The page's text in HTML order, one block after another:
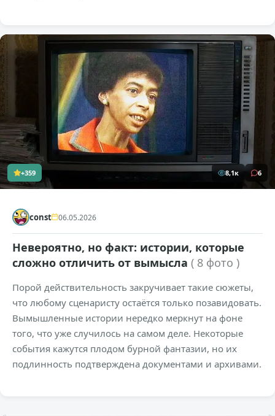
+359 8,1к 6
const 06.05.2026
Невероятно, но факт: истории, которые
сложно отличить от вымысла ( 8 фото )
Порой действительность закручивает такие сюжеты,
что любому сценаристу остаётся только позавидовать.
Вымышленные истории нередко меркнут на фоне
того, что уже случилось на самом деле. Некоторые
события кажутся плодом бурной фантазии, но их
подлинность подтверждена документами и архивами.